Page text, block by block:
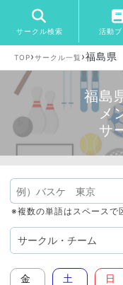
サークル検索 活動
TOP›サークル一覧 ›福島県
福島
メ
サ
※複数の単語はスペースで
金
土
日